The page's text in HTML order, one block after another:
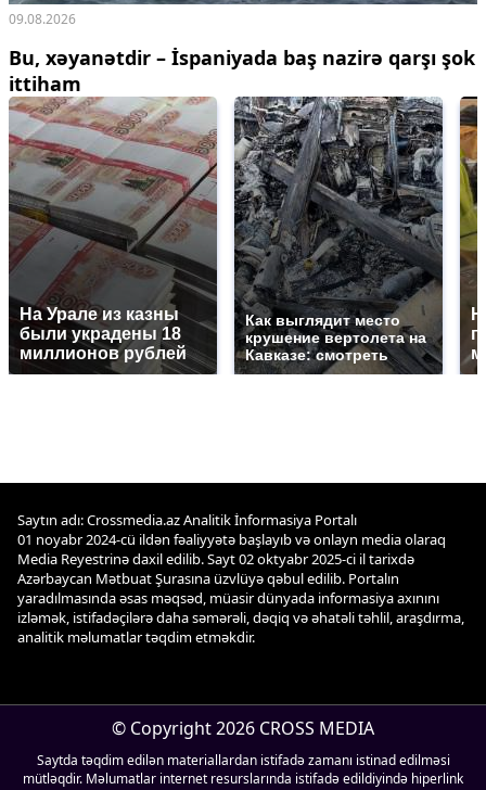
09.08.2026
Bu, xəyanətdir – İspaniyada baş nazirə qarşı şok
ittiham
На Урале из казны
были украдены 18
миллионов рублей
Как выглядит место
крушение вертолета на
Кавказе: смотреть
Saytın adı: Crossmedia.az Analitik İnformasiya Portalı
01 noyabr 2024-cü ildən fəaliyyətə başlayıb və onlayn media olaraq
Media Reyestrinə daxil edilib. Sayt 02 oktyabr 2025-ci il tarixdə
Azərbaycan Mətbuat Şurasına üzvlüyə qəbul edilib. Portalın
yaradılmasında əsas məqsəd, müasir dünyada informasiya axınını
izləmək, istifadəçilərə daha səmərəli, dəqiq və əhatəli təhlil, araşdırma,
analitik məlumatlar təqdim etməkdir.
© Copyright 2026 CROSS MEDIA
Saytda təqdim edilən materiallardan istifadə zamanı istinad edilməsi
mütləqdir. Məlumatlar internet resurslarında istifadə edildiyində hiperlink